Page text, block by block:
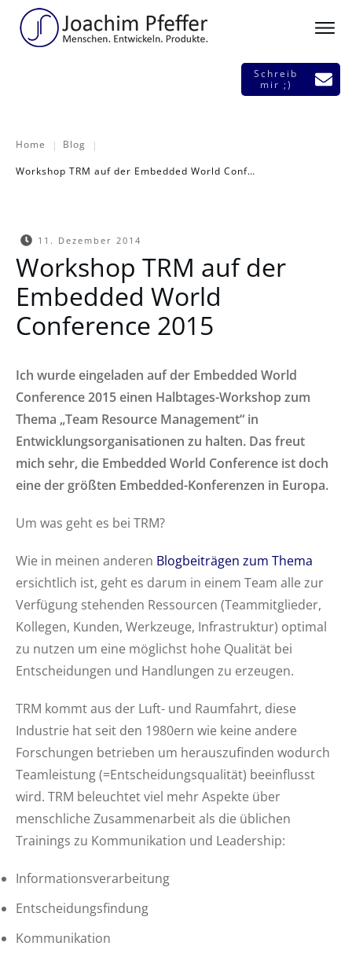
Schreib
mir ;)
Home | Blog
|
Workshop TRM auf der Embedded World Conference 2015
11. Dezember 2014
Workshop TRM auf der
Embedded World
Conference 2015
Ich wurde eingeladen auf der Embedded World
Conference 2015 einen Halbtages-Workshop zum
Thema „Team Resource Management“ in
Entwicklungsorganisationen zu halten. Das freut
mich sehr, die Embedded World Conference ist doch
eine der größten Embedded-Konferenzen in Europa.
Um was geht es bei TRM?
Wie in meinen anderen Blogbeiträgen zum Thema
ersichtlich ist, geht es darum in einem Team alle zur
Verfügung stehenden Ressourcen (Teammitglieder,
Kollegen, Kunden, Werkzeuge, Infrastruktur) optimal
zu nutzen um eine möglichst hohe Qualität bei
Entscheidungen und Handlungen zu erzeugen.
TRM kommt aus der Luft- und Raumfahrt, diese
Industrie hat seit den 1980ern wie keine andere
Forschungen betrieben um herauszufinden wodurch
Teamleistung (=Entscheidungsqualität) beeinflusst
wird. TRM beleuchtet viel mehr Aspekte über
menschliche Zusammenarbeit als die üblichen
Trainings zu Kommunikation und Leadership:
Informationsverarbeitung
Entscheidungsfindung
Kommunikation